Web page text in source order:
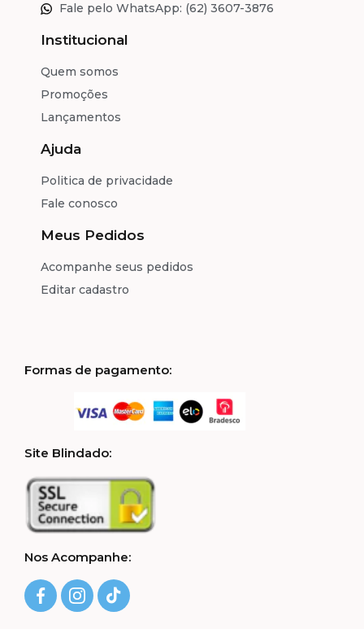
Fale pelo WhatsApp: (62) 3607-3876
Institucional
Quem somos
Promoções
Lançamentos
Ajuda
Politica de privacidade
Fale conosco
Meus Pedidos
Acompanhe seus pedidos
Editar cadastro
Formas de pagamento:
Site Blindado:
Nos Acompanhe: